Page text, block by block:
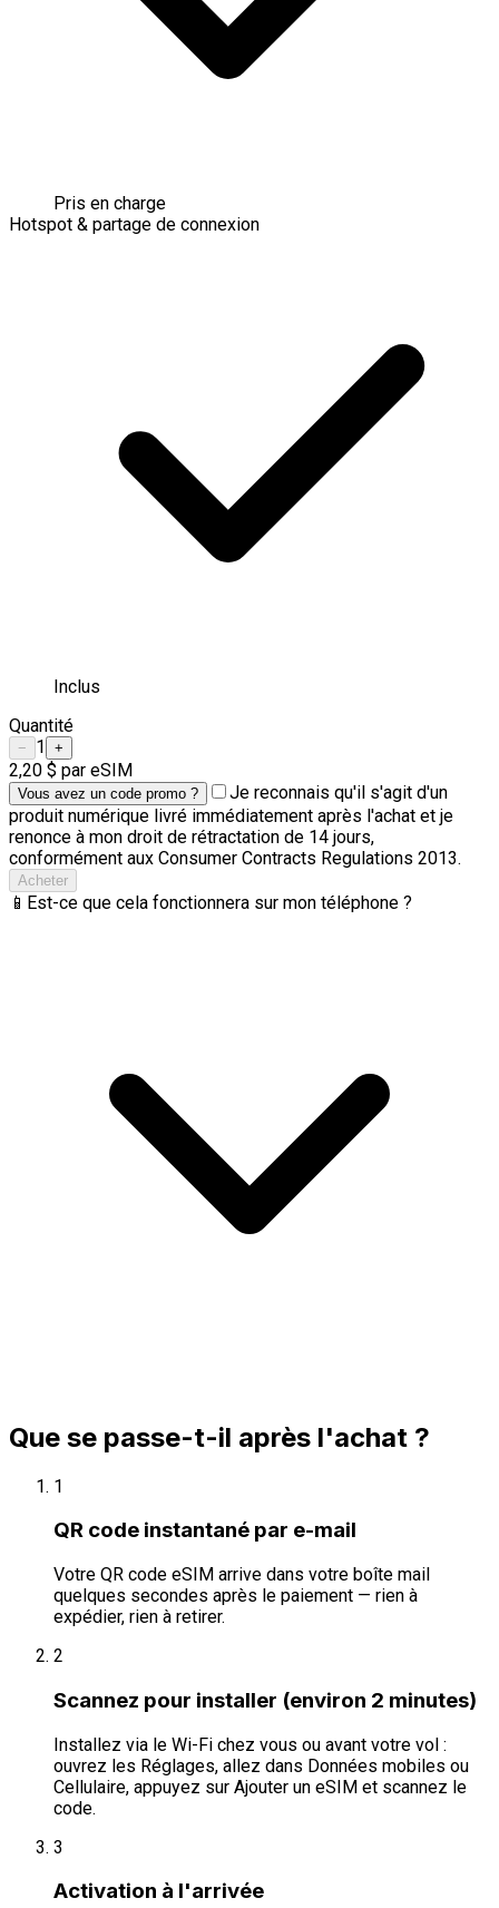
Pris en charge
Hotspot & partage de connexion
Inclus
Quantité
− 1 +
2,20 $ par eSIM
Vous avez un code promo ?
Je reconnais qu'il s'agit d'un
produit numérique livré immédiatement après l'achat et je
renonce à mon droit de rétractation de 14 jours,
conformément aux Consumer Contracts Regulations 2013.
Acheter
📱 Est-ce que cela fonctionnera sur mon téléphone ?
Que se passe-t-il après l'achat ?
1
QR code instantané par e-mail
Votre QR code eSIM arrive dans votre boîte mail
quelques secondes après le paiement — rien à
expédier, rien à retirer.
2
Scannez pour installer (environ 2 minutes)
Installez via le Wi-Fi chez vous ou avant votre vol :
ouvrez les Réglages, allez dans Données mobiles ou
Cellulaire, appuyez sur Ajouter un eSIM et scannez le
code.
3
Activation à l'arrivée